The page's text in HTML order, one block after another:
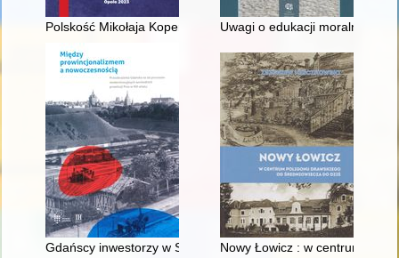
Polskość Mikołaja Kopernika z rodu ŚlązakaUwagi o edukacji moralnej
Gdańscy inwestorzy w Sopocie : prestiż finansowy i
Nowy Łowicz : w centrum